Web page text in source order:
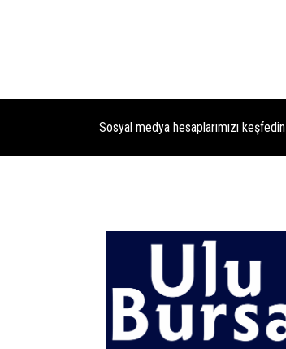
Sosyal medya hesaplarımızı keşfedin